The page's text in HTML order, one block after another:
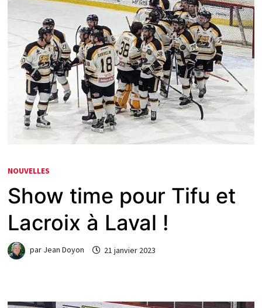
NOUVELLES
Show time pour Tifu et
Lacroix à Laval !
par Jean Doyon 21 janvier 2023